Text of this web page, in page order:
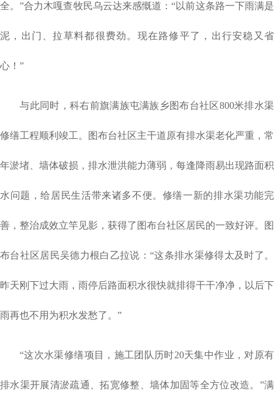
全。”合力木嘎查牧民乌云达来感慨道：“以前这条路一下雨满是
泥，出门、拉草料都很费劲。现在路修平了，出行安稳又省
心！”
与此同时，科右前旗满族屯满族乡图布台社区800米排水渠
修缮工程顺利竣工。图布台社区主干道原有排水渠老化严重，常
年淤堵、墙体破损，排水泄洪能力薄弱，每逢降雨易出现路面积
水问题，给居民生活带来诸多不便。修缮一新的排水渠功能完
善，整治成效立竿见影，获得了图布台社区居民的一致好评。图
布台社区居民吴德力根白乙拉说：“这条排水渠修得太及时了。
昨天刚下过大雨，雨停后路面积水很快就排得干干净净，以后下
雨再也不用为积水发愁了。”
“这次水渠修缮项目，施工团队历时20天集中作业，对原有
排水渠开展清淤疏通、拓宽修整、墙体加固等全方位改造。”满